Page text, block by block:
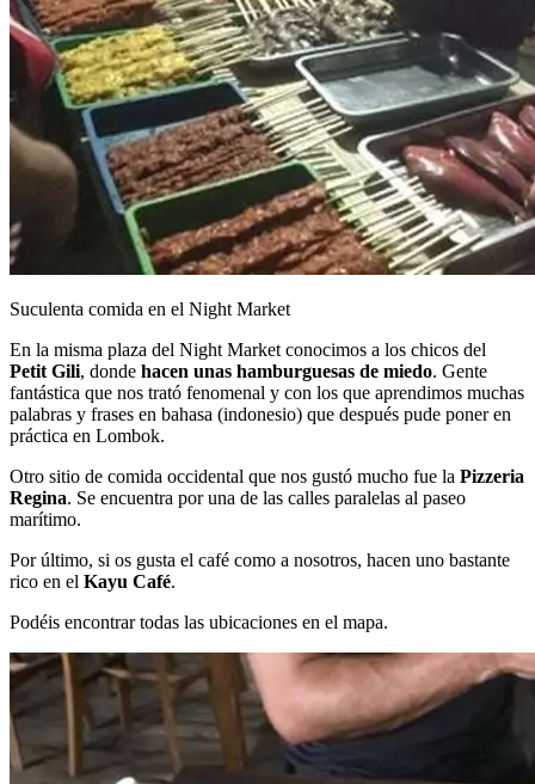
Suculenta comida en el Night Market
En la misma plaza del Night Market conocimos a los chicos del
Petit Gili, donde hacen unas hamburguesas de miedo. Gente
fantástica que nos trató fenomenal y con los que aprendimos muchas
palabras y frases en bahasa (indonesio) que después pude poner en
práctica en Lombok.
Otro sitio de comida occidental que nos gustó mucho fue la Pizzeria
Regina. Se encuentra por una de las calles paralelas al paseo
marítimo.
Por último, si os gusta el café como a nosotros, hacen uno bastante
rico en el Kayu Café.
Podéis encontrar todas las ubicaciones en el mapa.